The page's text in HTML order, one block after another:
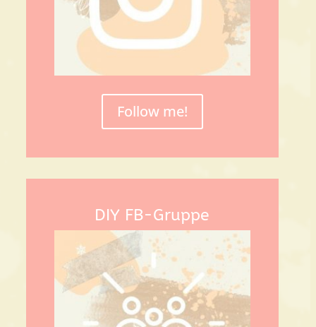
Follow me!
DIY FB-Gruppe